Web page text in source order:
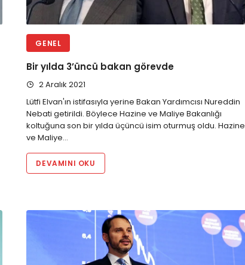
GENEL
Bir yılda 3’üncü bakan görevde
2 Aralık 2021
Lütfi Elvan'ın istifasıyla yerine Bakan Yardımcısı Nureddin
Nebati getirildi. Böylece Hazine ve Maliye Bakanlığı
koltuğuna son bir yılda üçüncü isim oturmuş oldu. Hazine
ve Maliye…
DEVAMINI OKU